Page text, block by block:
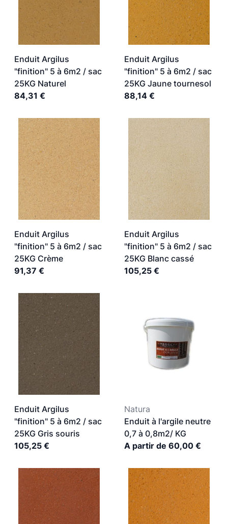
Enduit Argilus
"finition" 5 à 6m2 / sac
25KG Naturel
84,31 €
Enduit Argilus
"finition" 5 à 6m2 / sac
25KG Jaune tournesol
88,14 €
Enduit Argilus
"finition" 5 à 6m2 / sac
25KG Crème
91,37 €
Enduit Argilus
"finition" 5 à 6m2 / sac
25KG Blanc cassé
105,25 €
Enduit Argilus
"finition" 5 à 6m2 / sac
25KG Gris souris
105,25 €
Natura
Enduit à l'argile neutre
0,7 à 0,8m2/ KG
A partir de 60,00 €